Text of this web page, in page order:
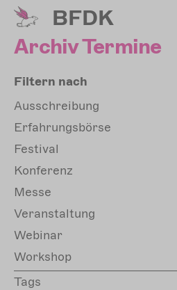
Direkt
zum
Inhalt
BFDK
Archiv Termine
Filtern nach
Ausschreibung
Erfahrungsbörse
Festival
Konferenz
Messe
Veranstaltung
Webinar
Workshop
Tags